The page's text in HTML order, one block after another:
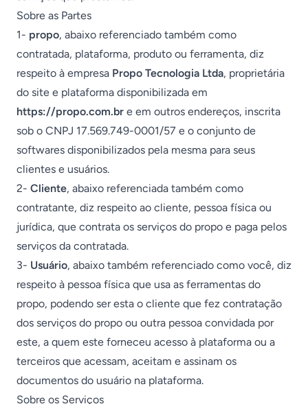
Sobre as Partes
1- propo, abaixo referenciado também como
contratada, plataforma, produto ou ferramenta, diz
respeito à empresa Propo Tecnologia Ltda, proprietária
do site e plataforma disponibilizada em
https://propo.com.br e em outros endereços, inscrita
sob o CNPJ 17.569.749-0001/57 e o conjunto de
softwares disponibilizados pela mesma para seus
clientes e usuários.
2- Cliente, abaixo referenciada também como
contratante, diz respeito ao cliente, pessoa física ou
jurídica, que contrata os serviços do propo e paga pelos
serviços da contratada.
3- Usuário, abaixo também referenciado como você, diz
respeito à pessoa física que usa as ferramentas do
propo, podendo ser esta o cliente que fez contratação
dos serviços do propo ou outra pessoa convidada por
este, a quem este forneceu acesso à plataforma ou a
terceiros que acessam, aceitam e assinam os
documentos do usuário na plataforma.
Sobre os Serviços